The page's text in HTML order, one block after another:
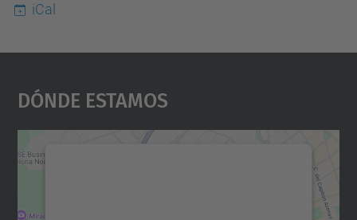
iCal
Dónde Estamos